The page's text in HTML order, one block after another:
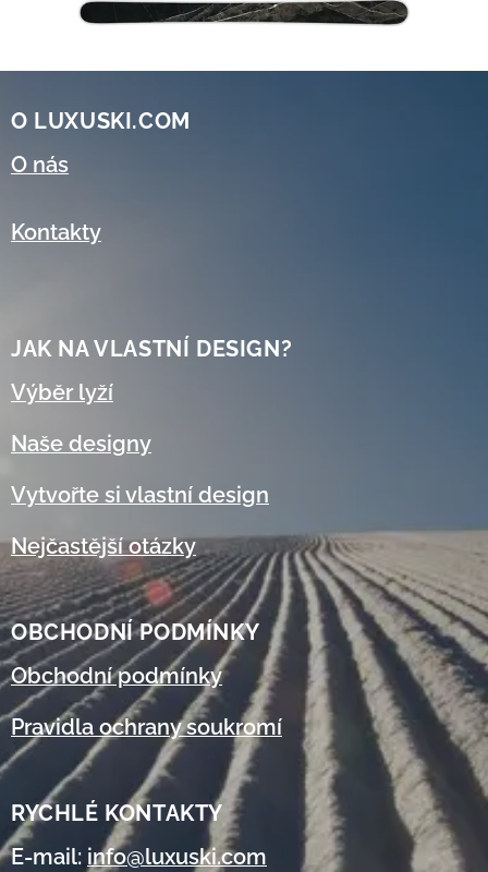
O LUXUSKI.COM
O nás
Kontakty
JAK NA VLASTNÍ DESIGN?
Výběr lyží
Naše designy
Vytvořte si vlastní design
Nejčastější otázky
OBCHODNÍPODMÍNKY
Obchodní podmínky
Pravidla ochrany soukromí
RYCHLÉ KONTAKTY
E-mail: info@luxuski.com